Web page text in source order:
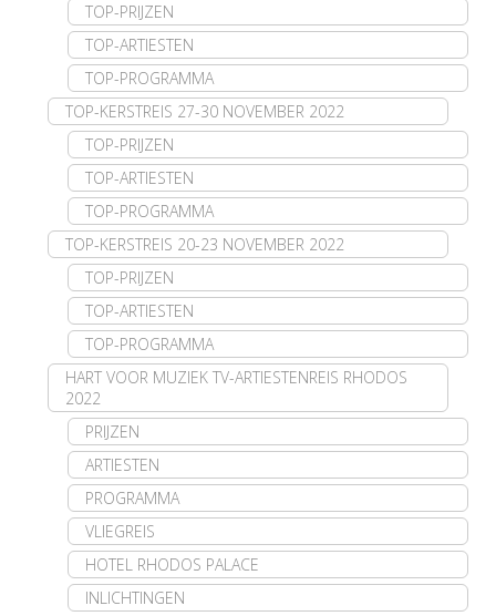
TOP-PRIJZEN
TOP-ARTIESTEN
TOP-PROGRAMMA
TOP-KERSTREIS 27-30 NOVEMBER 2022
TOP-PRIJZEN
TOP-ARTIESTEN
TOP-PROGRAMMA
TOP-KERSTREIS 20-23 NOVEMBER 2022
TOP-PRIJZEN
TOP-ARTIESTEN
TOP-PROGRAMMA
HART VOOR MUZIEK TV-ARTIESTENREIS RHODOS
2022
PRIJZEN
ARTIESTEN
PROGRAMMA
VLIEGREIS
HOTEL RHODOS PALACE
INLICHTINGEN